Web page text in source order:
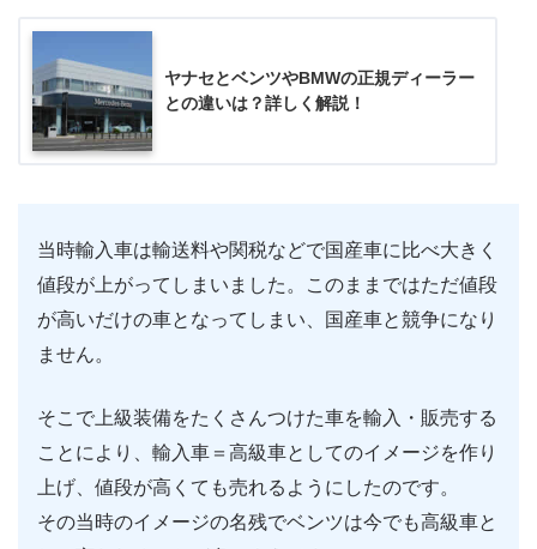
ヤナセとベンツやBMWの正規ディーラー
との違いは？詳しく解説！
当時輸入車は輸送料や関税などで国産車に比べ大きく
値段が上がってしまいました。このままではただ値段
が高いだけの車となってしまい、国産車と競争になり
ません。
そこで上級装備をたくさんつけた車を輸入・販売する
ことにより、輸入車＝高級車としてのイメージを作り
上げ、値段が高くても売れるようにしたのです。
その当時のイメージの名残でベンツは今でも高級車と